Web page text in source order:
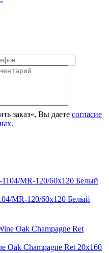
заказ», Вы даете согласие
MR-120/60x120 Белый
Oak Champagne Ret 20х160